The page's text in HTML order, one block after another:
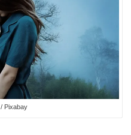
/ Pixabay